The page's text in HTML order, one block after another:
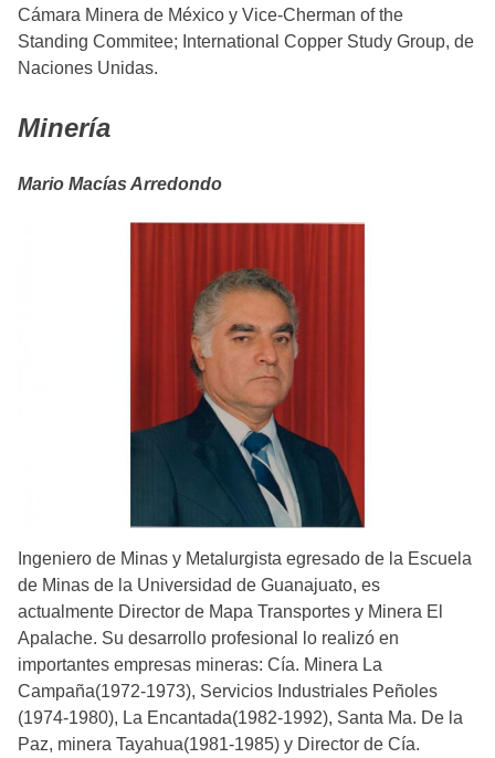
Cámara Minera de México y Vice-Cherman of the
Standing Commitee; International Copper Study Group, de
Naciones Unidas.
Minería
Mario Macías Arredondo
Ingeniero de Minas y Metalurgista egresado de la Escuela
de Minas de la Universidad de Guanajuato, es
actualmente Director de Mapa Transportes y Minera El
Apalache. Su desarrollo profesional lo realizó en
importantes empresas mineras: Cía. Minera La
Campaña(1972-1973), Servicios Industriales Peñoles
(1974-1980), La Encantada(1982-1992), Santa Ma. De la
Paz, minera Tayahua(1981-1985) y Director de Cía.